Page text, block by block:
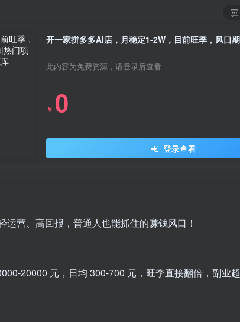
开一家拼多多AI店，月稳定1-2W，目前旺季，风口期
此内容为免费资源，请登录后查看
￥ 0
登录查看
营、高回报，普通人也能抓住的赚钱风口！
20000 元，日均 300-700 元，旺季直接翻倍，副业